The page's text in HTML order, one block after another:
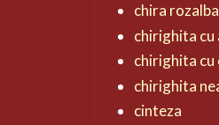
chira rozalba
chirighita cu
chirighita cu
chirighita
cinteza